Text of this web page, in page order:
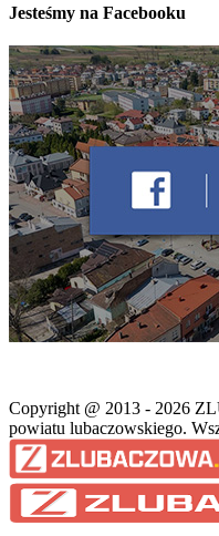
Jesteśmy na Facebooku
Copyright @ 2013 - 2026
powiatu lubaczowskiego.